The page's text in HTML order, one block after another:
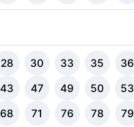
28 30 33 35 36
43 47 49 50 53
68 71 76 78 79